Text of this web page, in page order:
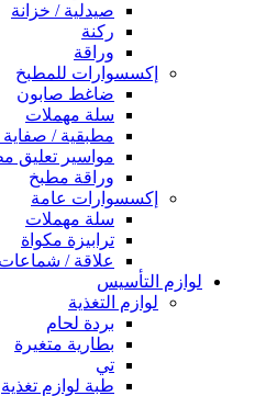
صيدلية / خزانة
ركنة
وراقة
إكسسوارات للمطبخ
ضاغط صابون
سلة مهملات
مطبقية / صفاية
مواسير تعليق
وراقة مطبخ
إكسسوارات عامة
سلة مهملات
ترابيزة مكواة
علاقة /
لوازم التأسيس
لوازم التغذية
بردة لحام
بطارية متغيرة
تي
طبة لوازم تغذية